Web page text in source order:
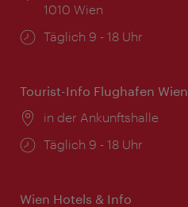
1010 Wien
Öffnungszeiten:
Täglich 9 - 18 Uhr
Tourist-Info Flughafen Wien
Ort:
in der Ankunftshalle
Öffnungszeiten:
Täglich 9 - 18 Uhr
Wien Hotels & Info